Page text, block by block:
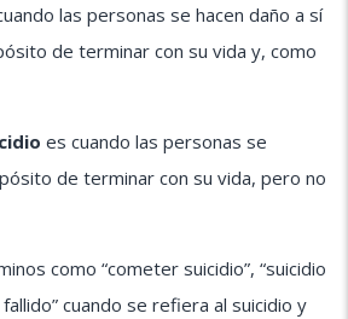
las personas se hacen daño a sí
de terminar con su vida y, como
es cuando las personas se
de terminar con su vida, pero no
como “cometer suicidio”, “suicidio
cuando se refiera al suicidio y